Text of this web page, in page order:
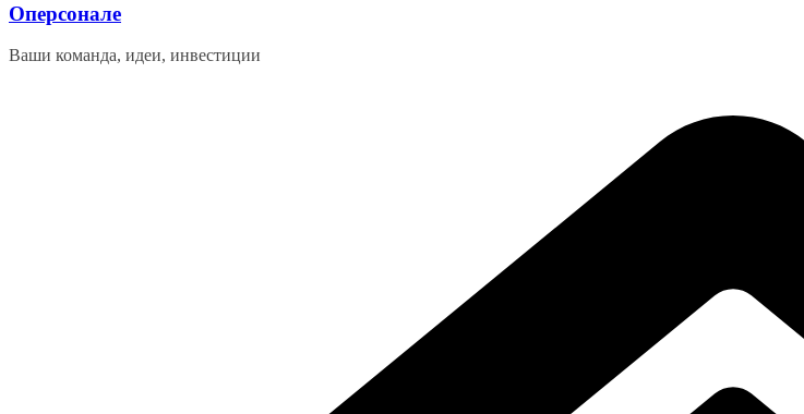
Оперсонале
Ваши команда, идеи, инвестиции